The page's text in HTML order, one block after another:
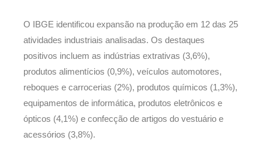
O IBGE identificou expansão na produção em 12 das 25
atividades industriais analisadas. Os destaques
positivos incluem as indústrias extrativas (3,6%),
produtos alimentícios (0,9%), veículos automotores,
reboques e carrocerias (2%), produtos químicos (1,3%),
equipamentos de informática, produtos eletrônicos e
ópticos (4,1%) e confecção de artigos do vestuário e
acessórios (3,8%).